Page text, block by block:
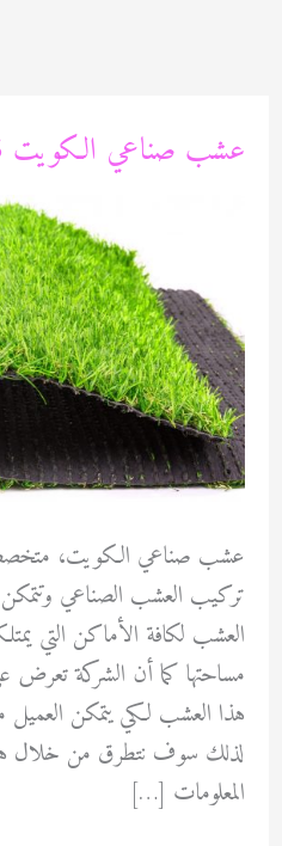
عشب صناعي الكويت 60089115
عشب صناعي الكويت،
تركيب العشب الصناعي
العشب لكافة الأماكن التي
مساحتها كما أن الشركة تعرض
هذا العشب لكي يتمكن العميل
لذلك سوف نتطرق من خلال
المعلومات […]